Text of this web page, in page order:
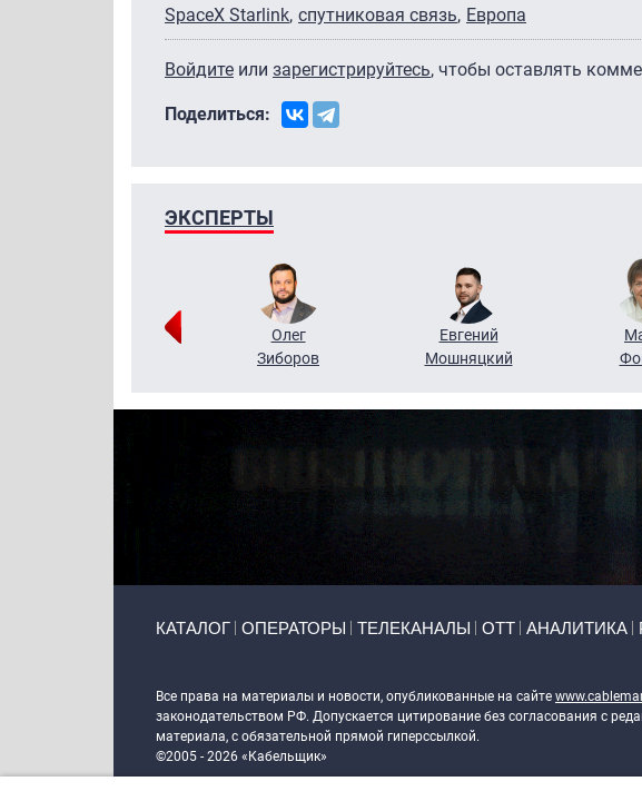
SpaceX Starlink спутниковая связь Европа
Войдите или зарегистрируйтесь, чтобы оставлять
Поделиться:
ЭКСПЕРТЫ
Олег
Зиборов
Евгений
Мошняцкий
КАТАЛОГ ОПЕРАТОРЫ ТЕЛЕКАНАЛЫ ОТТ АНАЛИТИКА
Все права на материалы и новости, опубликованные на сайте
законодательством РФ. Допускается цитирование без согласования с
материала, с обязательной прямой гиперссылкой.
©2005 - 2026 «Кабельщик»